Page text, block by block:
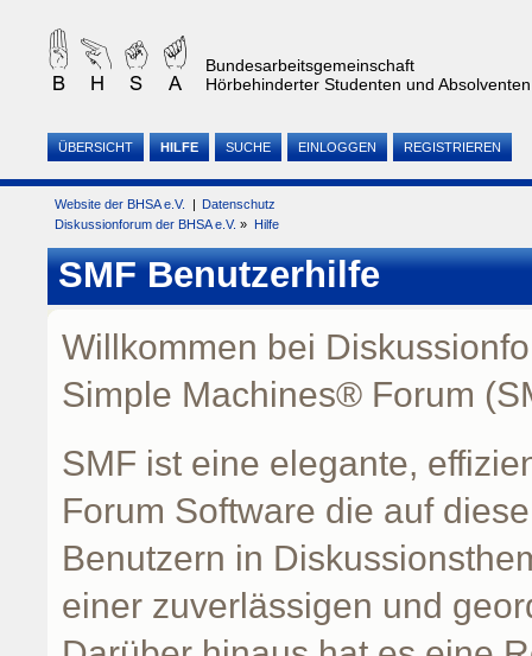
Bundesarbeitsgemeinschaft
Hörbehinderter Studenten und
ÜBERSICHT HILFE SUCHE EINLOGGEN REGISTRIEREN
Website der BHSA e.V. | Datenschutz
Diskussionforum der BHSA e.V. » Hilfe
SMF Benutzerhilfe
Willkommen bei
Simple Machines® Forum
SMF ist eine elegante,
Forum Software die auf
Benutzern in
einer zuverlässigen und